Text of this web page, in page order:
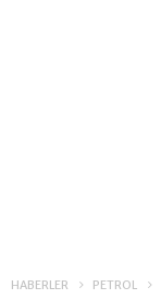
HABERLER PETROL